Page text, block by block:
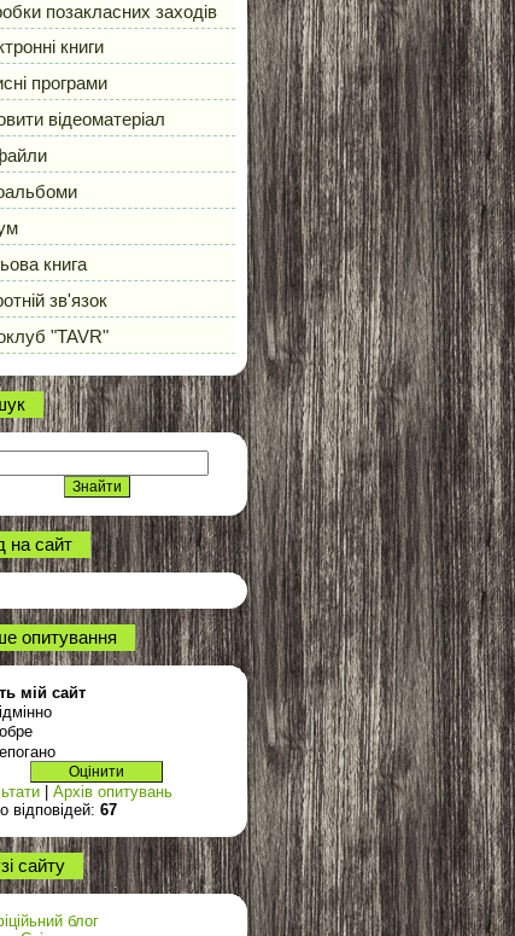
позакласних заходів
книги
програми
відеоматеріал
книга
зв'язок
"TAVR"
на сайт
опитування
мій сайт
Архів опитувань
відповідей: 67
сайту
блог